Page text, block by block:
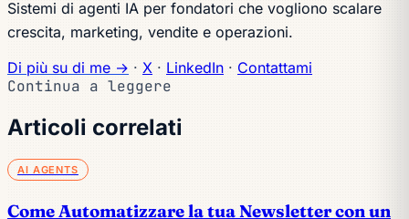
Sistemi di agenti IA per fondatori che vogliono scalare
crescita, marketing, vendite e operazioni.
Di più su di me → · X · LinkedIn · Contattami
Continua a leggere
Articoli correlati
AI AGENTS
Come Automatizzare la tua Newsletter con un